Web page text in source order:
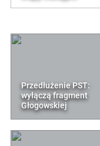
Przedłużenie PST:
wyłączą fragment
Głogowskiej